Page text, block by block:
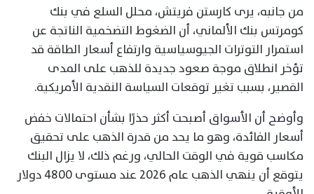
من جانبه، يرى كارستن فريتش، محلل السلع في بنك
كومرتس بنك الألماني، أن الضغوط التضخمية الناتجة عن
استمرار التوترات الجيوسياسية وارتفاع أسعار الطاقة قد
تؤخر انطلاق موجة صعود جديدة للذهب على المدى
القصير، بسبب تغير توقعات السياسة النقدية الأمريكية.
وأوضح أن الأسواق أصبحت أكثر حذرًا بشأن احتمالات خفض
أسعار الفائدة، وهو ما يحد من قدرة الذهب على تحقيق
مكاسب قوية في الوقت الحالي، ورغم ذلك، لا يزال البنك
يتوقع أن ينهي الذهب عام 2026 عند مستوى 4800 دولار